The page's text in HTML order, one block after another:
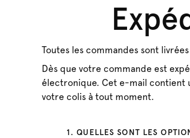
Toutes les commandes sont
Dès que votre commande est
électronique. Cet e-mail contient
votre colis à tout moment.
1.QUELLES SONT LES